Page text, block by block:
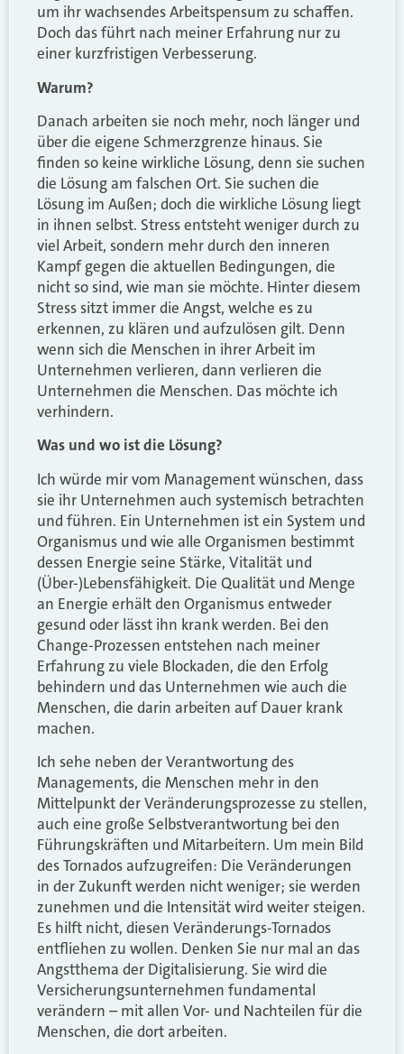
um ihr wachsendes Arbeitspensum zu schaffen.
Doch das führt nach meiner Erfahrung nur zu
einer kurzfristigen Verbesserung.
Warum?
Danach arbeiten sie noch mehr, noch länger und
über die eigene Schmerzgrenze hinaus. Sie
finden so keine wirkliche Lösung, denn sie suchen
die Lösung am falschen Ort. Sie suchen die
Lösung im Außen; doch die wirkliche Lösung liegt
in ihnen selbst. Stress entsteht weniger durch zu
viel Arbeit, sondern mehr durch den inneren
Kampf gegen die aktuellen Bedingungen, die
nicht so sind, wie man sie möchte. Hinter diesem
Stress sitzt immer die Angst, welche es zu
erkennen, zu klären und aufzulösen gilt. Denn
wenn sich die Menschen in ihrer Arbeit im
Unternehmen verlieren, dann verlieren die
Unternehmen die Menschen. Das möchte ich
verhindern.
Was und wo ist die Lösung?
Ich würde mir vom Management wünschen, dass
sie ihr Unternehmen auch systemisch betrachten
und führen. Ein Unternehmen ist ein System und
Organismus und wie alle Organismen bestimmt
dessen Energie seine Stärke, Vitalität und
(Über-)Lebensfähigkeit. Die Qualität und Menge
an Energie erhält den Organismus entweder
gesund oder lässt ihn krank werden. Bei den
Change-Prozessen entstehen nach meiner
Erfahrung zu viele Blockaden, die den Erfolg
behindern und das Unternehmen wie auch die
Menschen, die darin arbeiten auf Dauer krank
machen.
Ich sehe neben der Verantwortung des
Managements, die Menschen mehr in den
Mittelpunkt der Veränderungsprozesse zu stellen,
auch eine große Selbstverantwortung bei den
Führungskräften und Mitarbeitern. Um mein Bild
des Tornados aufzugreifen: Die Veränderungen
in der Zukunft werden nicht weniger; sie werden
zunehmen und die Intensität wird weiter steigen.
Es hilft nicht, diesen Veränderungs-Tornados
entfliehen zu wollen. Denken Sie nur mal an das
Angstthema der Digitalisierung. Sie wird die
Versicherungsunternehmen fundamental
verändern – mit allen Vor- und Nachteilen für die
Menschen, die dort arbeiten.